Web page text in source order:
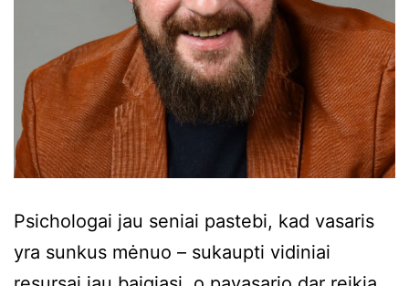
Psichologai jau seniai pastebi, kad vasaris
yra sunkus mėnuo – sukaupti vidiniai